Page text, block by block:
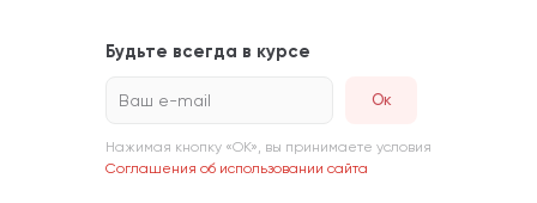
Будьте всегда в курсе
Ваш e-mail
Нажимая кнопку «ОК», вы принимаете условия
Соглашения об использовании сайта